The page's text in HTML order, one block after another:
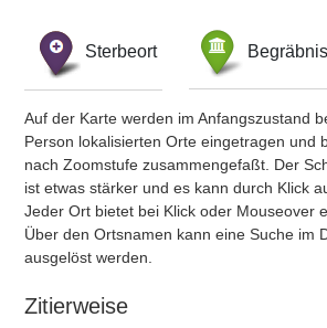
Sterbeort
Auf der Karte werden im Anfangszustand
Person lokalisierten Orte eingetragen und
nach Zoomstufe zusammengefaßt. Der
ist etwas stärker und es kann durch Klick
Jeder Ort bietet bei Klick oder Mouseover
Über den Ortsnamen kann eine Suche im
ausgelöst werden.
Zitierweise